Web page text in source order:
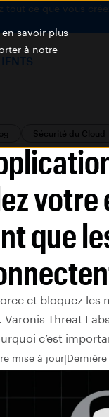
savoir plus
à notre
tout ce que vous
Sécurité du Cloud
que
et bloquez les
Varonis Threat
c’est
mise à jour